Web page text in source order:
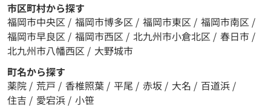
市区町村から探す
福岡市中央区 / 福岡市博多区 / 福岡市東区 / 福岡市南区 /
福岡市早良区 / 福岡市西区 / 北九州市小倉北区 / 春日市 /
北九州市八幡西区 / 大野城市
町名から探す
薬院 / 荒戸 / 香椎照葉 / 平尾 / 赤坂 / 大名 / 百道浜 /
住吉 / 愛宕浜 / 小笹